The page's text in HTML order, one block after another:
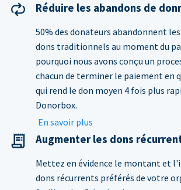
Réduire les abandons de
50% des donateurs abandonnent
dons traditionnels au moment du
pourquoi nous avons conçu un
chacun de terminer le paiement en
qui rend le don moyen 4 fois plus
Donorbox.
En savoir plus
Augmenter les dons
Mettez en évidence le montant et
dons récurrents préférés de votre